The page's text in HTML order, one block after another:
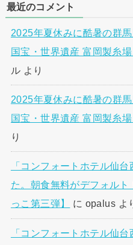
最近のコメント
2025年夏休みに酷暑の群
国宝・世界遺産 富岡製糸
ル より
2025年夏休みに酷暑の群
国宝・世界遺産 富岡製糸
り
「コンフォートホテル仙
た。朝食無料がデフォル
っこ第三弾】
に opalus よ
「コンフォートホテル仙